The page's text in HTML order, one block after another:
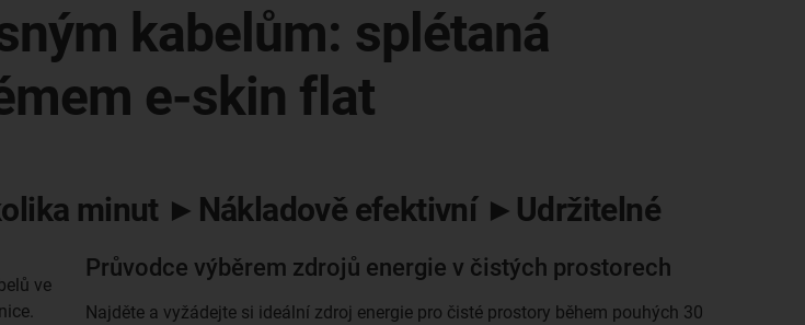
kabelům: splétaná
e-skin flat
minut ►Nákladově efektivní ►Udržitelné
ve
Průvodce výběrem zdrojů energie v čistých prostorech
Najděte a vyžádejte si ideální zdroj energie pro čisté prostory během pouhých 30